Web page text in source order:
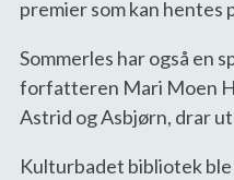
premier som kan hentes
Sommerles har også en
forfatteren Mari Moen
Astrid og Asbjørn, drar
Kulturbadet bibliotek